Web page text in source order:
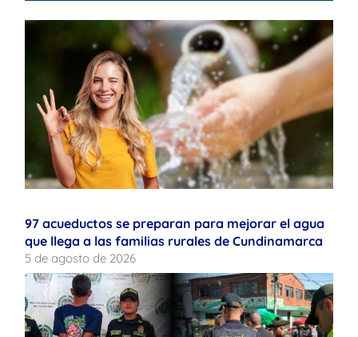
97 acueductos se preparan para mejorar el agua
que llega a las familias rurales de Cundinamarca
5 de agosto de 2026